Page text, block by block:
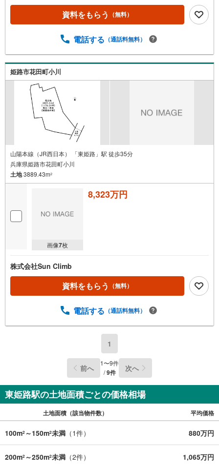
資料をもらう （無料）
電話する （通話料無料）
姫路市花田町小川
山陽本線（JR西日本） 「東姫路」駅 徒歩35分
兵庫県姫路市花田町小川
土地3889.43m2
画像7枚
8,323万円
株式会社Sun Climb
資料をもらう （無料）
電話する （通話料無料）
1
前へ 1〜9件
/9件 次へ
東姫路駅の土地面積ごとの価格相場
土地面積（該当物件数） 平均価格
100m2 ～150m2未満 （1件） 880万円
200m2 ～250m2未満 （2件） 1,065万円